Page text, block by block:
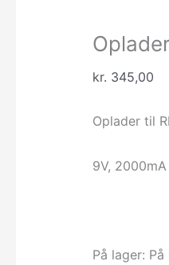
kr. 345,00
Oplader til
9V, 2000mA
På lager: På